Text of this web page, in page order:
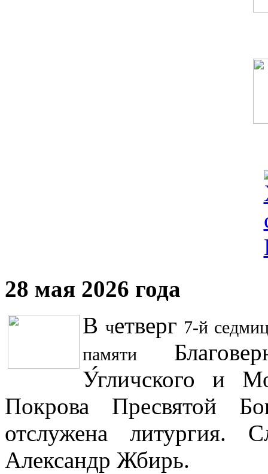
28 мая 2026 года
В четверг 7-й
памяти
У́гличского и
Покрова Пресвятой
отслужена литургия.
Александр Жбирь.